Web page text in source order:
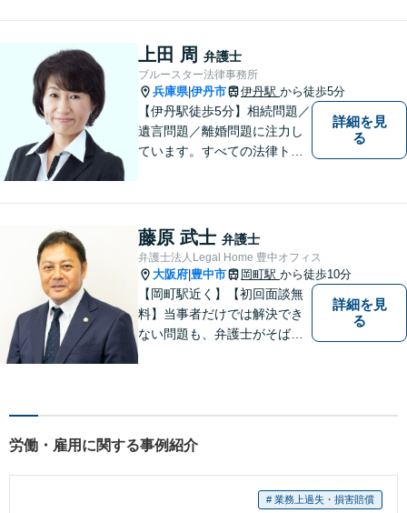
上田 周 弁護士
ブルースター法律事務所
兵庫県|伊丹市 伊丹駅 から徒歩5分
【伊丹駅徒歩5分】相続問題／
遺言問題／離婚問題に注力し
ています。すべての法律トラ
様と信頼関係を築いて紛争解
決し、解決後の人生を幸せに
過ごして頂きたいと願いを込
めています。
詳細を見
る
藤原 武士 弁護士
弁護士法人Legal Home 豊中オフィス
大阪府 豊中市 岡町駅 から徒歩10分
【岡町駅近く】【初回面談無
料】当事者だけでは解決でき
ない問題も、弁護士がそばに
交通事故／企業法務など、幅
対応可能】まずはお気軽にご
連絡ください。
詳細を見
る
労働・雇用に関する事例紹介
# 業務上過失・損害賠償